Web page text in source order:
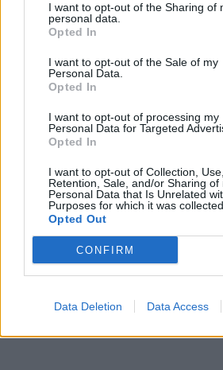
I want to opt-out of the Sharing of
personal data.
Opted In
I want to opt-out of the Sale of my
Personal Data.
Opted In
I want to opt-out of processing my
Personal Data for Targeted
Opted In
I want to opt-out of Collection, Use,
Retention, Sale, and/or Sharing of
Personal Data that Is Unrelated
Purposes for which it was collected.
Opted Out
CONFIRM
Data Deletion Data Access
Maliqi i “14 vjeç dhëndër”,
rëndësishme për aktorin e
mirënjohur
mbush
humorit
Zef Deda feston
ditëlindjen, Juli i bën